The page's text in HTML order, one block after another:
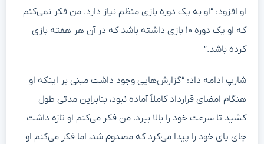
او افزود: “او به یک دوره بازی منظم نیاز دارد. من فکر نمی‌کنم
که او یک دوره ۱۰ بازی داشته باشد که در آن هر هفته بازی
کرده باشد.”
شارپ ادامه داد: “گزارش‌هایی وجود داشت مبنی بر اینکه او
هنگام امضای قرارداد کاملاً آماده نبود، بنابراین مدتی طول
کشید تا سرعت خود را بالا ببرد. من فکر می‌کنم او تازه داشت
جای پای خود را پیدا می‌کرد که مصدوم شد، اما فکر می‌کنم او